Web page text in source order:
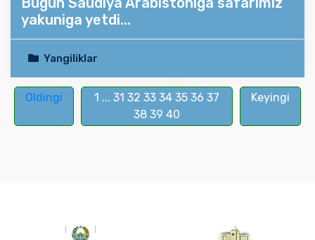
yakuniga yetdi...
Yangiliklar
Oldingi 1 ... 31 32 33 34 35 36 37
38 39 40
Keyingi